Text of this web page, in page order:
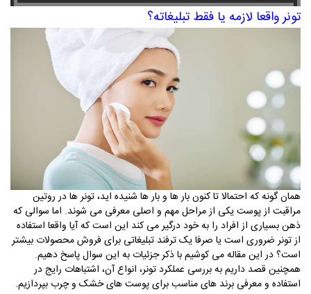
تونر واقعا لازمه یا فقط تبلیغاته؟
همان گونه که احتمالا تا کنون بار ها و بار ها شنیده اید، تونر ها در روتین
مراقبت از پوست یکی از مراحل مهم و اصلی معرفی می شوند. اما سوالی که
ذهن بسیاری از افراد را به خود درگیر می کند این است که آیا واقعا استفاده
از تونر ضروری است یا صرفا یک ترفند تبلیغاتی برای فروش محصولات بیشتر
است؟ در این مقاله می کوشیم با ذکر جزئیات به این سوال پاسخ دهیم.
همچنین قصد داریم به بررسی عملکرد تونر، انواع آن، اشتباهات رایج در
استفاده و معرفی برند های مناسب برای پوست های خشک و چرب بپردازیم.